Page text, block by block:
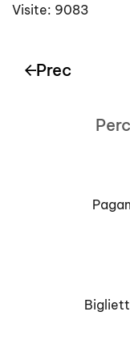
Visite: 9083
Prec